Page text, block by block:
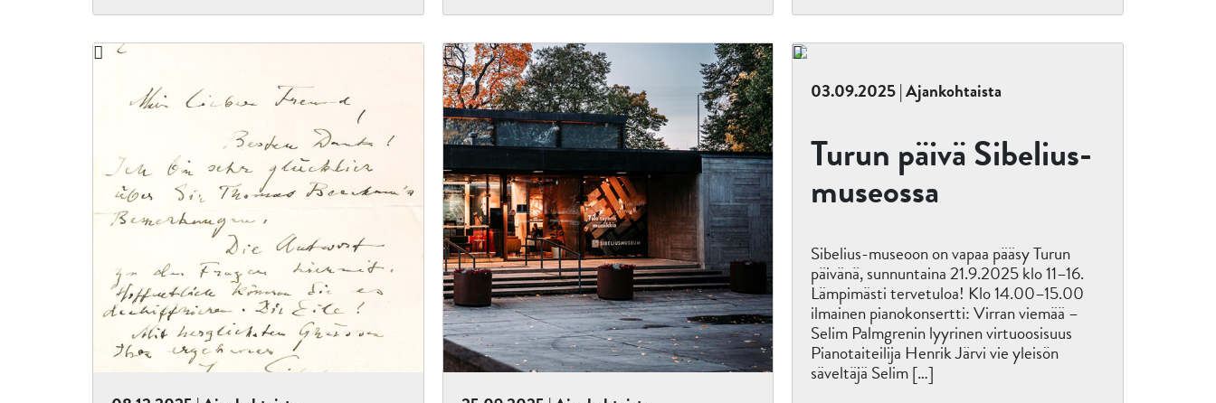
03.09.2025 | Ajankohtaista
Turun päivä Sibelius-
museossa
Sibelius-museoon on vapaa pääsy Turun
päivänä, sunnuntaina 21.9.2025 klo 11–16.
Lämpimästi tervetuloa! Klo 14.00–15.00
ilmainen pianokonsertti: Virran viemää –
Selim Palmgrenin lyyrinen virtuoosisuus
Pianotaiteilija Henrik Järvi vie yleisön
säveltäjä Selim […]